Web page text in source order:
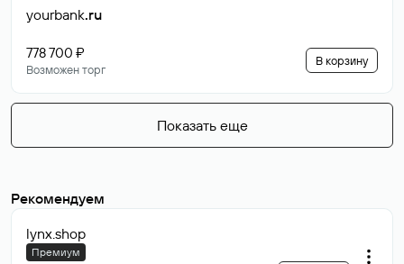
yourbank.ru
778 700 ₽
Возможен торг
В корзину
Показать еще
Рекомендуем
lynx.shop
Премиум